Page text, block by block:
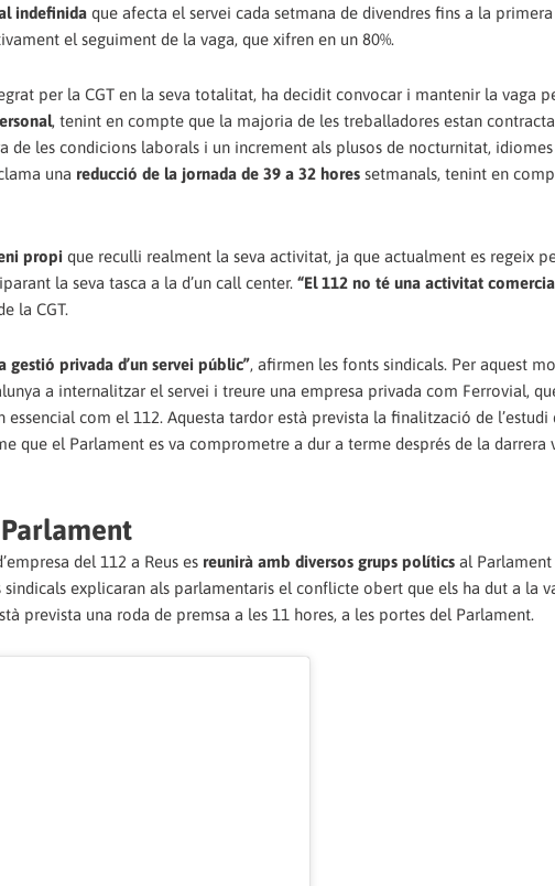
indefinida que afecta el servei cada setmana de divendres fins a la
el seguiment de la vaga, que xifren en un 80%.
per la CGT en la seva totalitat, ha decidit convocar i mantenir la vaga
, tenint en compte que la majoria de les treballadores estan
de les condicions laborals i un increment als plusos de nocturnitat,
una reducció de la jornada de 39 a 32 hores setmanals, tenint en
propi que reculli realment la seva activitat, ja que actualment es regeix
la seva tasca a la d’un call center. “El 112 no té una activitat
la CGT.
gestió privada d’un servei públic”, afirmen les fonts sindicals. Per aquest
a internalitzar el servei i treure una empresa privada com Ferrovial,
essencial com el 112. Aquesta tardor està prevista la finalització de l’estudi
que el Parlament es va comprometre a dur a terme després de la darrera
del 112 a Reus es reunirà amb diversos grups polítics al Parlament
explicaran als parlamentaris el conflicte obert que els ha dut a la
prevista una roda de premsa a les 11 hores, a les portes del Parlament.